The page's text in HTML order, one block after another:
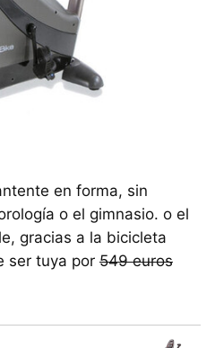
en forma, sin
o el gimnasio. o el
gracias a la bicicleta
ser tuya por 549 euros